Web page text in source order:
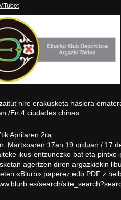
nire erakusketa hasiera
/En 4 ciudades chinas
Aprilaren 2ra
Martxoaren 17an 19 orduan / 17
ikus-entzunezko bat eta
agertzen diren argazkiekin
«Blurb» paperez edo PDF z
es/search/